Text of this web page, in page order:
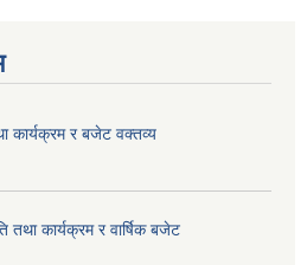
कार्यक्रम र बजेट वक्तव्य
तथा कार्यक्रम र वार्षिक बजेट